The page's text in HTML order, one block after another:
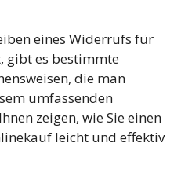
eines Widerrufs für
gibt es bestimmte
die man
umfassenden
zeigen, wie Sie einen
leicht und effektiv